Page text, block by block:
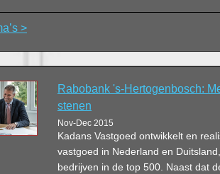
>
Rabobank 's-Hertogenbosch:
stenen
Nov-Dec 2015
Kadans Vastgoed ontwikkelt en
vastgoed in Nederland en
bedrijven in de top 500. Naast dat